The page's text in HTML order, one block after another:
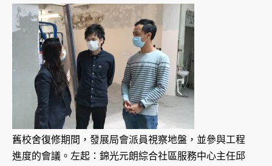
舊校舍復修期間，發展局會派員視察地盤，並參與工程
進度的會議。左起：錦光元朗綜合社區服務中心主任邱